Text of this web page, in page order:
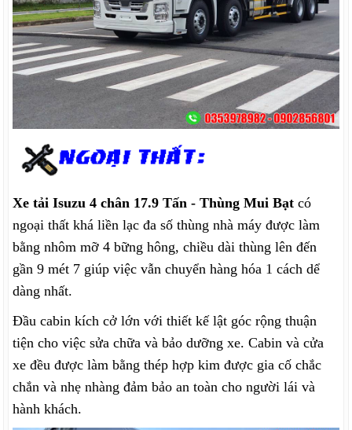
Xe tải Isuzu 4 chân 17.9 Tấn - Thùng Mui Bạt có
ngoại thất khá liền lạc đa số thùng nhà máy được làm
bằng nhôm mỡ 4 bững hông, chiều dài thùng lên đến
gần 9 mét 7 giúp việc vẫn chuyển hàng hóa 1 cách dể
dàng nhất.
Đầu cabin kích cở lớn với thiết kế lật góc rộng thuận
tiện cho việc sửa chữa và bảo dưỡng xe. Cabin và cửa
xe đều được làm bằng thép hợp kim được gia cố chắc
chắn và nhẹ nhàng đảm bảo an toàn cho người lái và
hành khách.